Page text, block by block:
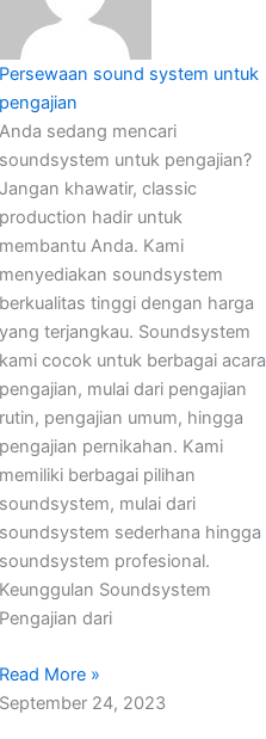
Persewaan sound system untuk
pengajian
Anda sedang mencari
soundsystem untuk pengajian?
Jangan khawatir, classic
production hadir untuk
membantu Anda. Kami
menyediakan soundsystem
berkualitas tinggi dengan harga
yang terjangkau. Soundsystem
kami cocok untuk berbagai acara
pengajian, mulai dari pengajian
rutin, pengajian umum, hingga
pengajian pernikahan. Kami
memiliki berbagai pilihan
soundsystem, mulai dari
soundsystem sederhana hingga
soundsystem profesional.
Keunggulan Soundsystem
Pengajian dari
Read More »
September 24, 2023